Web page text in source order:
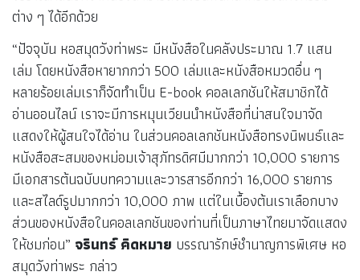
ต่าง ๆ ได้อีกด้วย
“ปัจจุบัน หอสมุดวังท่าพระ มีหนังสือในคลังประมาณ 1.7 แสน
เล่ม โดยหนังสือหายากกว่า 500 เล่มและหนังสือหมวดอื่น ๆ
หลายร้อยเล่มเราก็จัดทำเป็น E-book คอลเลกชันให้สมาชิกได้
อ่านออนไลน์ เราจะมีการหมุนเวียนนำหนังสือที่น่าสนใจมาจัด
แสดงให้ผู้สนใจได้อ่าน ในส่วนคอลเลกชันหนังสือทรงนิพนธ์และ
หนังสือสะสมของหม่อมเจ้าสุภัทรดิศมีมากกว่า 10,000 รายการ
มีเอกสารต้นฉบับบทความและวารสารอีกกว่า 16,000 รายการ
และสไลด์รูปมากกว่า 10,000 ภาพ แต่ในเบื้องต้นเราเลือกบาง
ส่วนของหนังสือในคอลเลกชันของท่านที่เป็นภาษาไทยมาจัดแสดง
ให้ชมก่อน” จรินทร์ คิดหมาย บรรณารักษ์ชำนาญการพิเศษ หอ
สมุดวังท่าพระ กล่าว